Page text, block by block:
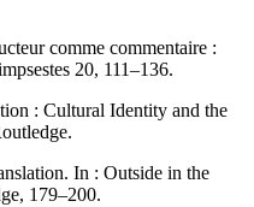
comme commentaire :
20, 111–136.
: Cultural Identity and the
In : Outside in the
179–200.